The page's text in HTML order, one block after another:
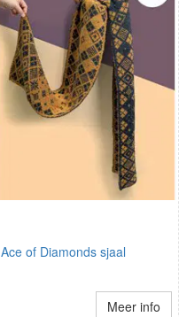
Ace of Diamonds sjaal
Meer info